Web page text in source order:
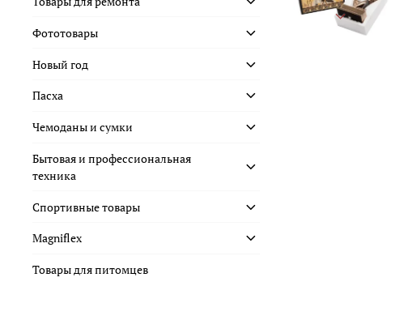
Фототовары
Новый год
Пасха
Чемоданы и сумки
Бытовая и профессиональная
техника
Спортивные товары
Magniflex
Товары для питомцев